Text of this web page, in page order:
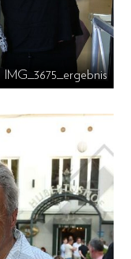
IMG_3675_ergebnis